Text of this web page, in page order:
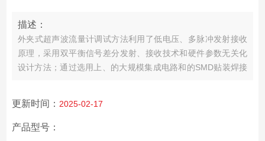
描述：
外夹式超声波流量计调试方法利用了低电压、多脉冲发射接收
原理，采用双平衡信号差分发射、接收技术和硬件参数无关化
设计方法；通过选用上、的大规模集成电路和的SMD贴装焊接
更新时间： 2025-02-17
产品型号：